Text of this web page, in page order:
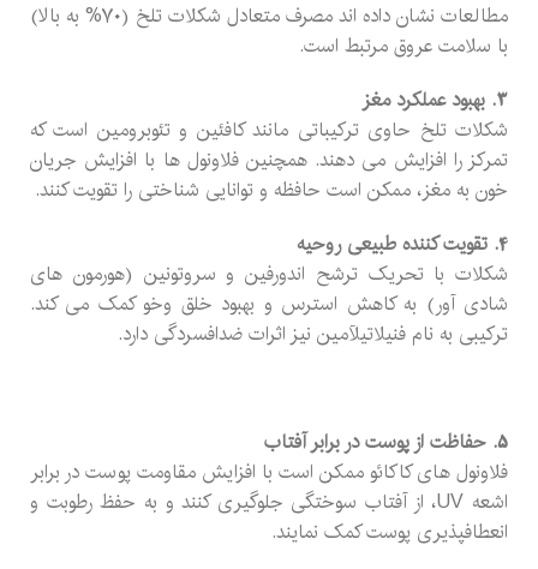
مطالعات نشان داده اند مصرف متعادل شکلات تلخ (۷۰% به بالا)
با سلامت عروق مرتبط است.
3. بهبود عملکرد مغز
شکلات تلخ حاوی ترکیباتی مانند کافئین و تئوبرومین است که
تمرکز را افزایش می دهند. همچنین فلاونول ها با افزایش جریان
خون به مغز، ممکن است حافظه و توانایی شناختی را تقویت کنند.
4. تقویت کننده طبیعی روحیه
شکلات با تحریک ترشح اندورفین و سروتونین (هورمون های
شادی آور) به کاهش استرس و بهبود خلق وخو کمک می کند.
ترکیبی به نام فنیلاتیلآمین نیز اثرات ضدافسردگی دارد.
5. حفاظت از پوست در برابر آفتاب
فلاونول های کاکائو ممکن است با افزایش مقاومت پوست در برابر
اشعه UV، از آفتاب سوختگی جلوگیری کنند و به حفظ رطوبت و
انعطافپذیری پوست کمک نمایند.